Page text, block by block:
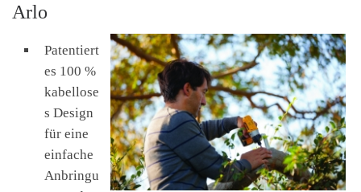
Arlo
Patentiert
es 100 %
kabellose
s Design
für eine
einfache
Anbringu